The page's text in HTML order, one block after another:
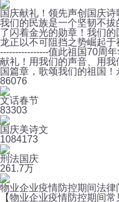
国庆献礼！领先声创国庆诗
我们的民族是一个坚韧不
了闪着金光的勋章！我们
龙正以不可阻挡之势崛起于
----------------值此祖国70周
献礼！用我们的声音、用
国篇章，歌颂我们的祖国！
86076
文话春节
83303
国庆美诗文
1084173
刑法国庆
261.7万
物业企业疫情防控期间法律
【物业企业疫情防控期间